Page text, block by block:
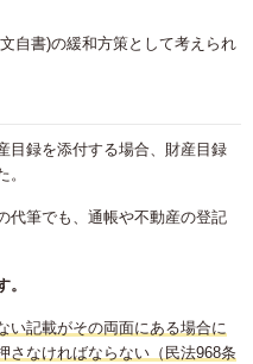
自書)の緩和方策として考えられ
目録を添付する場合、財産目録
代筆でも、通帳や不動産の登記
い記載がその両面にある場合に
さなければならない（民法968条